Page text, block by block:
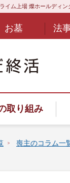
イム上場 燦ホールディ
お墓 法
取り組み
喪主のコラム一